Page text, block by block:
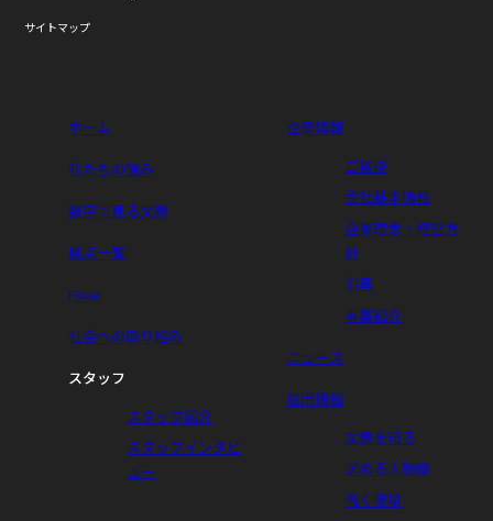
サイトマップ
ホーム
私たちの強み
数字で見る文教
拠点一覧
Flow
社会への取り組み
スタッフ
スタッフ紹介
スタッフインタビ
ュー
企業情報
ご挨拶
会社基本情報
企業理念・経営方
針
沿革
事業紹介
ニュース
採用情報
文教を知る
求める人物像
働く環境